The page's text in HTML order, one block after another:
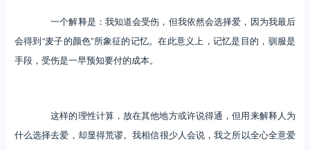
一个解释是：我知道会受伤，但我依然会选择爱，因为我最后
会得到“麦子的颜色”所象征的记忆。在此意义上，记忆是目的，驯服是
手段，受伤是一早预知要付的成本。
这样的理性计算，放在其他地方或许说得通，但用来解释人为
什么选择去爱，却显得荒谬。我相信很少人会说，我之所以全心全意爱